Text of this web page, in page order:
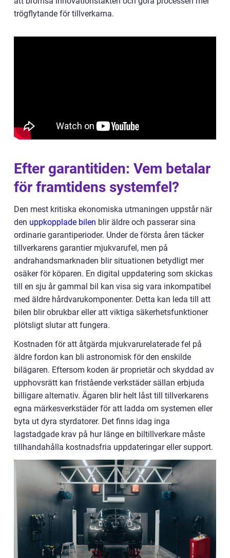
trögflytande för tillverkarna.
Efter garantitiden: Vem betalar
för framtidens systemfel?
Den mest kritiska ekonomiska utmaningen uppstår när
den uppkopplade bilen blir äldre och passerar sina
ordinarie garantiperioder. Under de första åren täcker
tillverkarens garantier mjukvarufel, men på
andrahandsmarknaden blir situationen betydligt mer
osäker för köparen. En digital uppdatering som skickas
till en sju år gammal bil kan visa sig vara inkompatibel
med äldre hårdvarukomponenter. Detta kan leda till att
bilen blir obrukbar eller att viktiga säkerhetsfunktioner
plötsligt slutar att fungera.
Kostnaden för att åtgärda mjukvarurelaterade fel på
äldre fordon kan bli astronomisk för den enskilde
bilägaren. Eftersom koden är proprietär och skyddad av
upphovsrätt kan fristående verkstäder sällan erbjuda
billigare alternativ. Ägaren blir helt låst till tillverkarens
egna märkesverkstäder för att ladda om systemen eller
byta ut dyra styrdatorer. Det finns idag inga
lagstadgade krav på hur länge en biltillverkare måste
tillhandahålla kostnadsfria uppdateringar eller support.